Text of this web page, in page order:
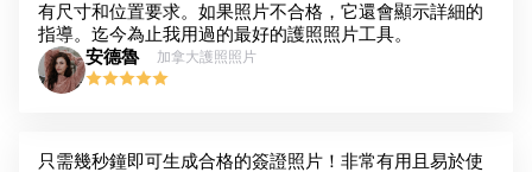
有尺寸和位置要求。如果照片不合格，它還會顯示詳細的
指導。迄今為止我用過的最好的護照照片工具。
安德魯
加拿大護照照片
只需幾秒鐘即可生成合格的簽證照片！非常有用且易於使